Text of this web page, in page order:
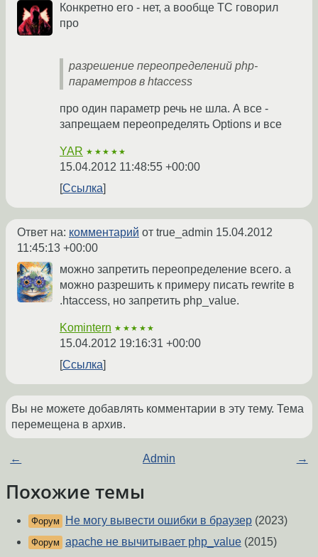
Конкретно его - нет, а вообще ТС говорил
про
разрешение переопределений php-
параметров в htaccess
про один параметр речь не шла. А все -
запрещаем переопределять Options и все
YAR ★★★★★
15.04.2012 11:48:55 +00:00
Ссылка
Ответ на: комментарий от true_admin 15.04.2012
11:45:13 +00:00
можно запретить переопределение всего. а
можно разрешить к примеру писать rewrite в
.htaccess, но запретить php_value.
Komintern ★★★★★
15.04.2012 19:16:31 +00:00
Ссылка
Вы не можете добавлять комментарии в эту тему. Тема
перемещена в архив.
← Admin →
Похожие темы
Форум Не могу вывести ошибки в браузер (2023)
Форум apache не вычитывает php_value (2015)